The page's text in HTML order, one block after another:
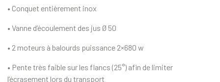
• Conquet entièrement inox
• Vanne d’écoulement des jus Ø 50
• 2 moteurs à balourds puissance 2×680 w
• Pente très faible sur les flancs (25°) afin de limiter
l’écrasement lors du transport